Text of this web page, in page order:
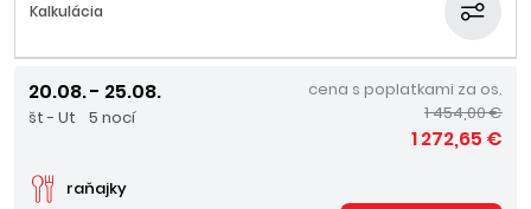
Kalkulácia
20.08. - 25.08.
št - Ut 5 nocí
raňajky
cena s poplatkami za os.
1 454,00 €
1 272,65 €